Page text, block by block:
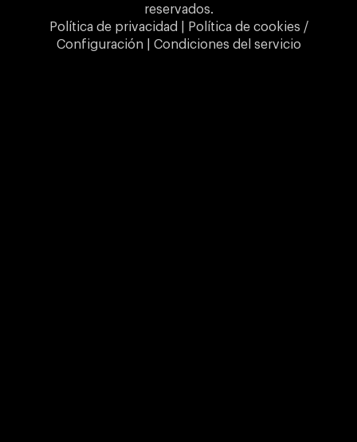
reservados.
Política de privacidad | Política de cookies /
Configuración | Condiciones del servicio